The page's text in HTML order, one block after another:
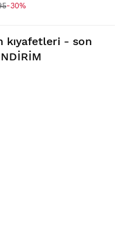
-30%
kıyafetleri - son